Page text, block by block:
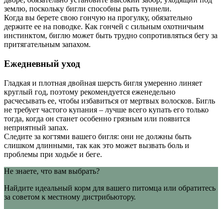
землю, поскольку бигли способны рыть туннели.
Когда вы берете свою гончую на прогулку, обязательно
держите ее на поводке. Как гончей с сильным охотничьим
инстинктом, биглю может быть трудно сопротивляться бегу за
притягательным запахом.
Ежедневный уход
Гладкая и плотная двойная шерсть бигля умеренно линяет
круглый год, поэтому рекомендуется еженедельно
расчесывать ее, чтобы избавиться от мертвых волосков. Бигль
не требует частого купания – лучше всего купать его только
тогда, когда он станет особенно грязным или появится
неприятный запах.
Следите за когтями вашего бигля: они не должны быть
слишком длинными, так как это может вызвать боль и
проблемы при ходьбе и беге.
Не знаете, что вам выбрать?
Найдите идеальный корм для вашего питомца или обратитесь
за советом к местному дистрибьютору.